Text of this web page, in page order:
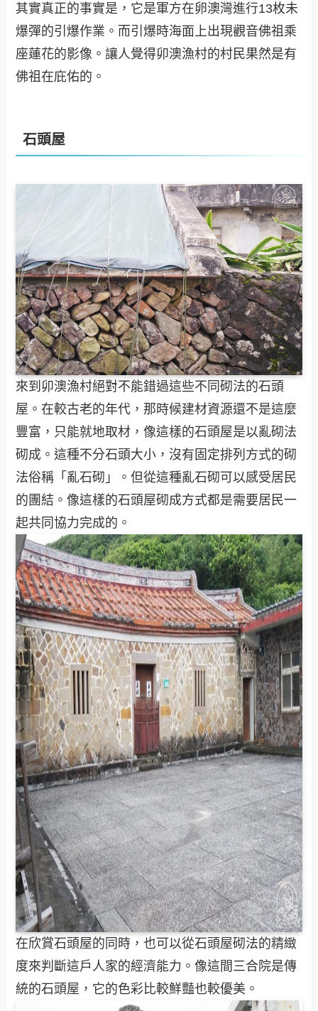
其實真正的事實是，它是軍方在卵澳灣進行13枚未
爆彈的引爆作業。而引爆時海面上出現觀音佛祖乘
座蓮花的影像。讓人覺得卯澳漁村的村民果然是有
佛祖在庇佑的。
石頭屋
來到卯澳漁村絕對不能錯過這些不同砌法的石頭
屋。在較古老的年代，那時候建材資源還不是這麼
豐富，只能就地取材，像這樣的石頭屋是以亂砌法
砌成。這種不分石頭大小，沒有固定排列方式的砌
法俗稱「亂石砌」。但從這種亂石砌可以感受居民
的團結。像這樣的石頭屋砌成方式都是需要居民一
起共同協力完成的。
在欣賞石頭屋的同時，也可以從石頭屋砌法的精緻
度來判斷這戶人家的經濟能力。像這間三合院是傳
統的石頭屋，它的色彩比較鮮豔也較優美。